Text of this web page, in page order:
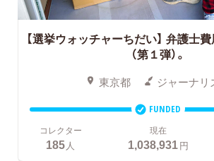
【選挙ウォッチャーちだい】 弁護士
（第１弾）。
東京都 ジャーナリ
FUNDED
コレクター
185 人
現在
1,038,931円